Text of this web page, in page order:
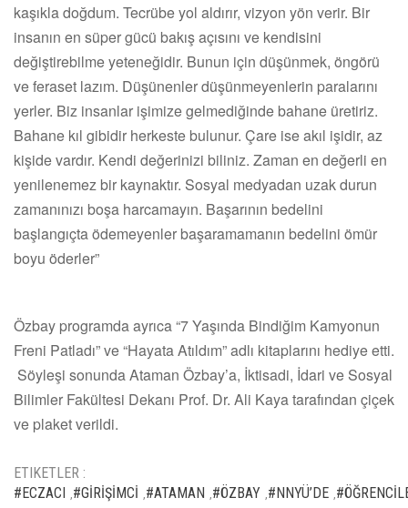
kaşıkla doğdum. Tecrübe yol aldırır, vizyon yön verir. Bir
insanın en süper gücü bakış açısını ve kendisini
değiştirebilme yeteneğidir. Bunun için düşünmek, öngörü
ve feraset lazım. Düşünenler düşünmeyenlerin paralarını
yerler. Biz insanlar işimize gelmediğinde bahane üretiriz.
Bahane kıl gibidir herkeste bulunur. Çare ise akıl işidir, az
kişide vardır. Kendi değerinizi biliniz. Zaman en değerli en
yenilenemez bir kaynaktır. Sosyal medyadan uzak durun
zamanınızı boşa harcamayın. Başarının bedelini
başlangıçta ödemeyenler başaramamanın bedelini ömür
boyu öderler”
Özbay programda ayrıca “7 Yaşında Bindiğim Kamyonun
Freni Patladı” ve “Hayata Atıldım” adlı kitaplarını hediye etti.
Söyleşi sonunda Ataman Özbay’a, İktisadi, İdari ve Sosyal
Bilimler Fakültesi Dekanı Prof. Dr. Ali Kaya tarafından çiçek
ve plaket verildi.
ETIKETLER :
#ECZACI #GİRİŞİMCİ #ATAMAN #ÖZBAY #NNYÜ’DE